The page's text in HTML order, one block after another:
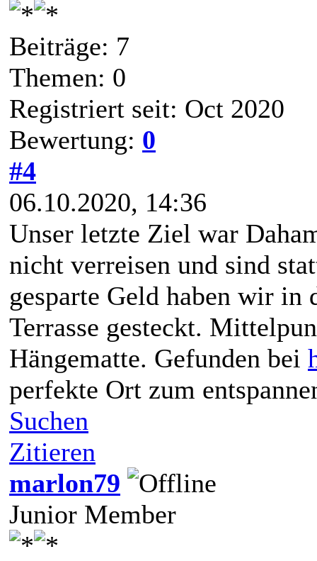
Beiträge: 7
Themen: 0
Registriert seit: Oct 2020
Bewertung: 0
#4
06.10.2020, 14:36
Unser letzte Ziel war
nicht verreisen und sind
gesparte Geld haben wir in
Terrasse gesteckt.
Hängematte. Gefunden bei
perfekte Ort zum
Suchen
Zitieren
marlon79
Junior Member